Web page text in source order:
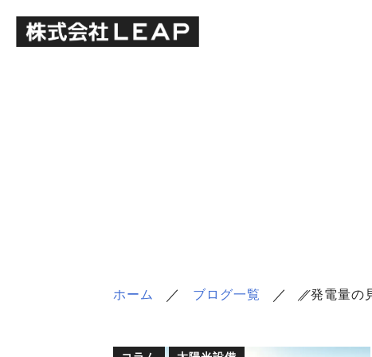
ホーム ／ ブログ一覧 ／ ／
／発電量の